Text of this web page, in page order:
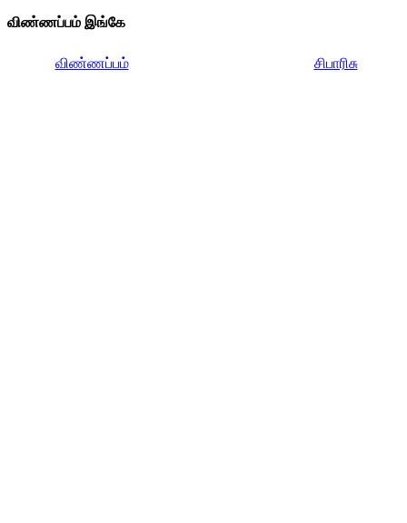
விண்ணப்பம் இங்கே
விண்ணப்பம் சிபாரிசு